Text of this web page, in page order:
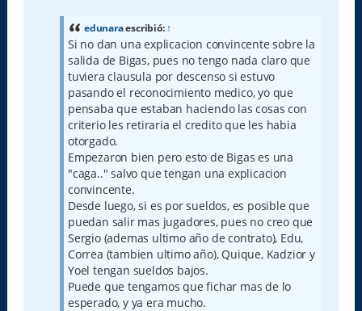
edunaraescribió:↑
Si no dan una explicacion convincente sobre la
salida de Bigas, pues no tengo nada claro que
tuviera clausula por descenso si estuvo
pasando el reconocimiento medico, yo que
pensaba que estaban haciendo las cosas con
criterio les retiraria el credito que les habia
otorgado.
Empezaron bien pero esto de Bigas es una
"caga.." salvo que tengan una explicacion
convincente.
Desde luego, si es por sueldos, es posible que
puedan salir mas jugadores, pues no creo que
Sergio (ademas ultimo año de contrato), Edu,
Correa (tambien ultimo año), Quique, Kadzior y
Yoel tengan sueldos bajos.
Puede que tengamos que fichar mas de lo
esperado, y ya era mucho.